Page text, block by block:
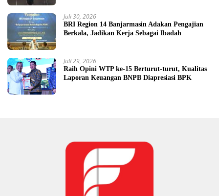
Juli 30, 2026
BRI Region 14 Banjarmasin Adakan Pengajian
Berkala, Jadikan Kerja Sebagai Ibadah
Juli 29, 2026
Raih Opini WTP ke-15 Berturut-turut, Kualitas
Laporan Keuangan BNPB Diapresiasi BPK